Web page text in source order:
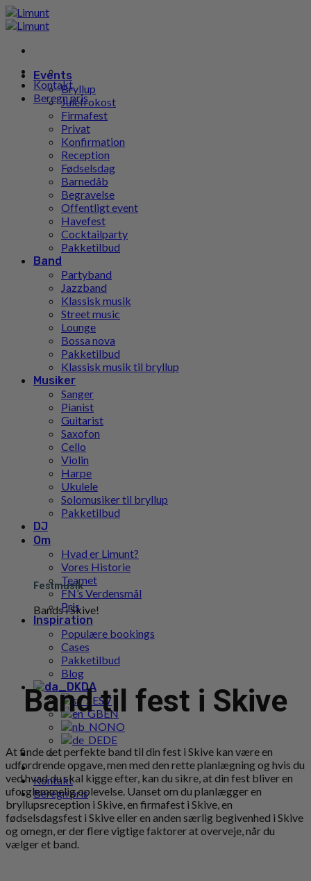
Gå
til
Events
Bryllup
Julefrokost
Firmafest
Privat
Konfirmation
Reception
Fødselsdag
Barnedåb
Begravelse
Offentligt event
Havefest
Cocktailparty
Pakketilbud
Band
Partyband
Jazzband
Klassisk musik
Street music
Lounge
Bossa nova
Pakketilbud
Klassisk musik til bryllup
Musiker
Sanger
Pianist
Guitarist
Saxofon
Cello
Violin
Harpe
Ukulele
Solomusiker til bryllup
Pakketilbud
DJ
Om
Hvad er Limunt?
Vores Historie
Teamet
FN’s Verdensmål
Pris
Inspiration
Populære bookings
Cases
Pakketilbud
Blog
DA
SV
EN
NO
DE
Kontakt
Beregn pris
Kontakt
Beregn pris
Festmusik
Bands i Skive!
Band til fest i Skive
At finde det perfekte band til din fest i Skive kan være en
udfordrende opgave, men med den rette planlægning og hvis du
ved hvad du skal kigge efter, kan du sikre, at din fest bliver en
uforglemmelig oplevelse. Uanset om du planlægger en
bryllupsreception i Skive, en firmafest i Skive, en
fødselsdagsfest i Skive eller en anden særlig begivenhed i Skive
og omegn, er der flere vigtige faktorer at overveje, når du
vælger et band.